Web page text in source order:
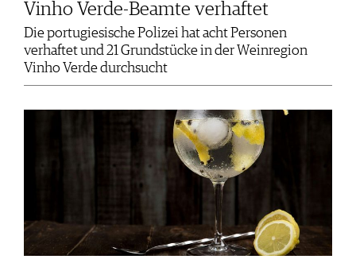
Vinho Verde-Beamte verhaftet
Die portugiesische Polizei hat acht Personen
verhaftet und 21 Grundstücke in der Weinregion
Vinho Verde durchsucht